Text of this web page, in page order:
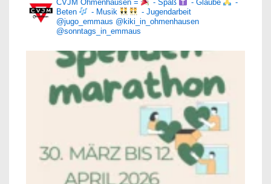
CVJM Ohmenhausen = - Spaß - Glaube
-
Beten
- Musik
- Jugendarbeit
@jugo_emmaus @kiki_in_ohmenhausen
@sonntags_in_emmaus